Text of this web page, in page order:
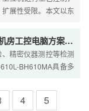
展性受限。本文以东
7槽拓展+6路串口+双网口，检测机房工控电脑方案选型解析
精密仪器测控等检测
BH610MA具备多
4
5